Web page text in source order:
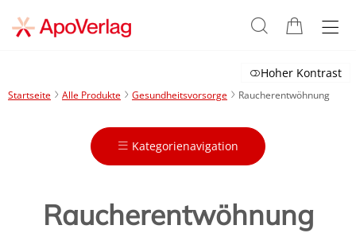
Hoher Kontrast
Startseite Alle Produkte Gesundheitsvorsorge Raucherentwöhnung
Kategorienavigation
Raucherentwöhnung